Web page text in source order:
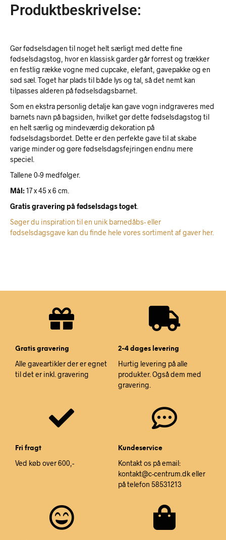
Produktbeskrivelse:
Gør fødselsdagen til noget helt særligt med dette fine
fødselsdagstog, hvor en klassisk garder går forrest og trækker
en festlig række vogne med cupcake, elefant, gavepakke og en
sød sæl. Toget har plads til både lys og tal, så det nemt kan
tilpasses alderen på fødselsdagsbarnet.
Som en ekstra personlig detalje kan gave vogn indgraveres med
barnets navn på bagsiden, hvilket gør dette fødselsdagstog til
en helt særlig og mindeværdig dekoration på
fødselsdagsbordet. Dette er den perfekte gave til at skabe
varige minder og gøre fødselsdagsfejringen endnu mere
speciel.
Tallene 0-9 medfølger.
Mål:17 x 45 x 6 cm.
Gratis gravering på fødselsdags toget
Søger du inspiration til en unik barnedåbs- eller
fødselsdagsgave kan du finde hele vores sortiment af gaver her.
Gratis gravering
Alle gaveartikler der er egnet
til det er inkl. gravering
2-4 dages levering
Hurtig levering på alle
produkter. Også dem med
gravering.
Fri fragt
Ved køb over 600,-
Kundeservice
Kontakt os på email:
kontakt@c-centrum.dk eller
på telefon 58531213